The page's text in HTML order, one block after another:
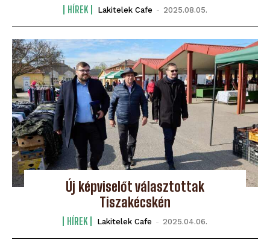
HÍREK Lakitelek Cafe - 2025.08.05.
Új képviselőt választottak
Tiszakécskén
HÍREK Lakitelek Cafe - 2025.04.06.